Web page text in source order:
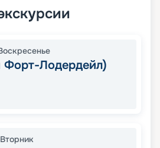
Лодердейл)
Вторник